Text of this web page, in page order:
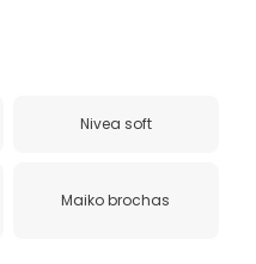
Nivea soft
Maiko brochas